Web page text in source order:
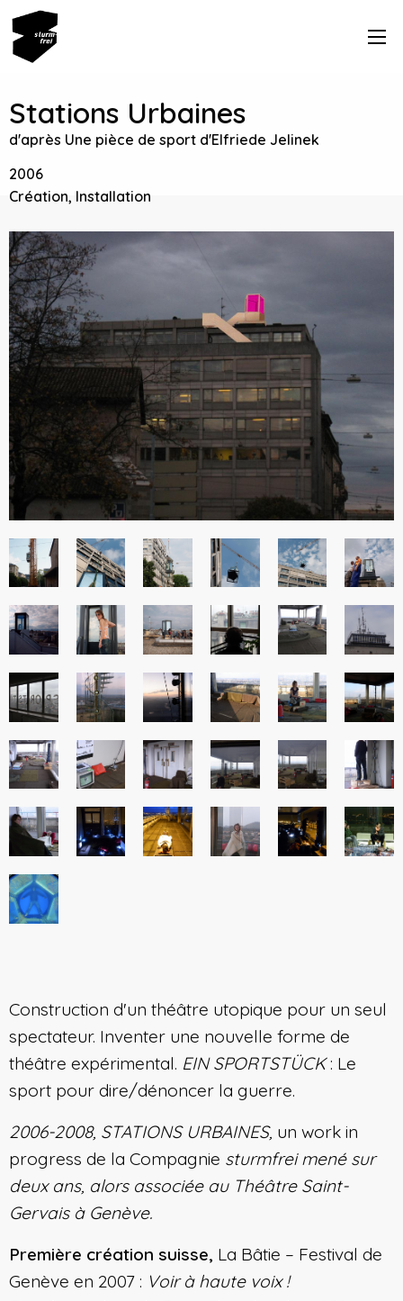
Stations Urbaines
d'après Une pièce de sport d'Elfriede Jelinek
2006
Création, Installation
Construction d'un théâtre utopique pour un seul
spectateur. Inventer une nouvelle forme de
théâtre expérimental. EIN SPORTSTÜCK: Le
sport pour dire/dénoncer la guerre.
2006-2008, STATIONS URBAINES, un work in
progress de la Compagnie sturmfrei mené sur
deux ans, alors associée au Théâtre Saint-
Gervais à Genève.
Première création suisse, La Bâtie – Festival de
Genève en 2007 : Voir à haute voix !